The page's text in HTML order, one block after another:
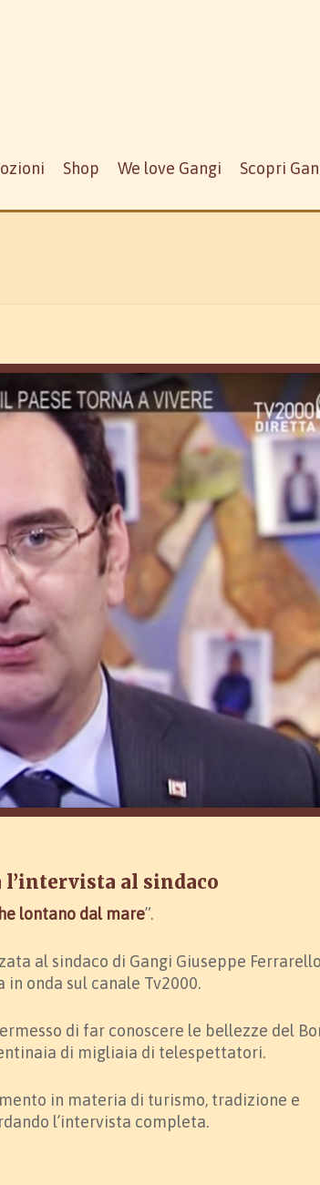
Shop We love Gangi Scopri
l’intervista al sindaco
lontano dal mare”.
al sindaco di Gangi Giuseppe Ferrarello
in onda sul canale Tv2000.
di far conoscere le bellezze del
di migliaia di telespettatori.
in materia di turismo, tradizione e
l’intervista completa.